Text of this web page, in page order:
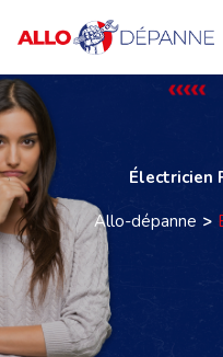
Électricien
Allo-dépanne